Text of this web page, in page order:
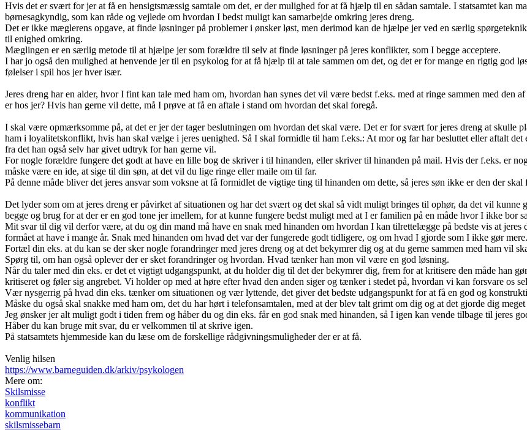
Hvis det er svært for jer at få en hensigtsmæssig samtale om det, er der mulighed for at få hjælp til en sådan samtale. I statsamtet kan
børnesagkyndig, som kan råde og vejlede om hvordan I bedst muligt kan samarbejde omkring jeres dreng.
Det er ikke mæglerens opgave, at finde løsninger på problemer i ønsker løst, men derimod kan de hjælpe jer ved en særlig
til enighed omkring.
Mæglingen er en særlig metode til at hjælpe jer som forældre til selv at finde løsninger på jeres konflikter, som I begge acceptere.
I har jo også den mulighed at henvende jer til en psykolog for at få hjælp til at tale sammen om det, og det er for mange en rigtig god
følelser i spil hos jer hver især.
Jeres dreng har en alder, hvor I fint kan tale med ham om, hvordan han synes det vil være bedst f.eks. med at ringe sammen med den
er hos jer? Hvis han gerne vil dette, må I prøve at få en aftale i stand om hvordan det skal foregå.
I skal være opmærksomme på, at det er jer der tager beslutningen om hvordan det skal være. Det er for svært for jeres dreng at skulle
ham i loyalitetskonflikt, hvis han skal vælge i jeres uenighed. Så I skal formidle til ham f.eks.: At mor og far har besluttet eller aftalt
fra det han også selv har givet udtryk for han gerne vil.
For nogle forældre fungere det godt at have en lille bog de skriver i til hinanden, eller skriver til hinanden på mail. Hvis der f.eks. er
måske være en ide, at sige til din søn, at det vil du lige ringe eller maile om til far.
På denne måde bliver det jeres ansvar som voksne at få formidlet de vigtige ting til hinanden om dette, så jeres søn ikke er den der skal
Det lyder som om at jeres dreng er påvirket af situationen og har det svært og det skal så vidt muligt bringes til ophør, da det vil
begge og brug for at der er en god tone jer imellem, for at kunne fungere bedst muligt med at I er familien på en måde hvor I ikke bor
Mit svar til dig vil derfor være, at du og din mand må have en snak med hinanden om hvordan I kan tilrettelægge på bedste vis at jeres
formået at have i mange år. Snak med hinanden om hvad det var der fungerede godt tidligere, og om hvad I gjorde som I ikke gør mere.
Fortæl din eks. at du kan se der sker nogle forandringer med jeres dreng og at det bekymrer dig og at du gerne sammen med ham vil
Spørg til, om han også oplever der er sket forandringer og hvordan. Hvad tænker han mon vil være en god løsning.
Når du taler med din eks. er det et vigtigt udgangspunkt, at du holder dig til det der bekymrer dig, frem for at kritisere den måde han
kritiseret og føler sig angrebet. Vi holder op med at høre efter hvad den anden siger og tænker i stedet på, hvordan vi kan forsvare os
Vær nysgerrig på hvad din eks. tænker om situationen og vær lyttende, det giver det bedste udgangspunkt for at få en god og
Måske du også skal snakke med ham om, det du har hørt i telefonsamtalen, med at der blev talt grimt om dig og at det gjorde dig
Jeg ønsker jer alt muligt godt i tiden frem og håber du og din eks. får en god snak med hinanden, så I igen kan vende tilbage til jeres
Håber du kan bruge mit svar, du er velkommen til at skrive igen.
På statsamtets hjemmeside kan du læse om de forskellige rådgivningsmuligheder der er at få.
Venlig hilsen
https://www.barneguiden.dk/arkiv/psykologen
Mere om:
Skilsmisse
konflikt
kommunikation
skilsmissebarn